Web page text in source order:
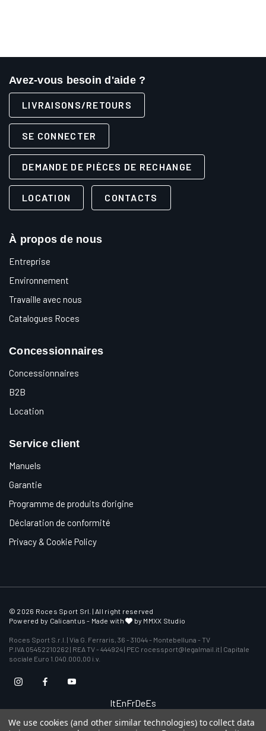
Avez-vous besoin d'aide ?
LIVRAISONS/RETOURS
SE CONNECTER
DEMANDE DE PIÈCES DE RECHANGE
LOCATION CONTACTS
À propos de nous
Entreprise
Environnement
Travaille avec nous
Catalogues Roces
Concessionnaires
Concessionnaires
B2B
Location
Service client
Manuels
Garantie
Programme de produits d'origine
Déclaration de conformité
Privacy & Cookie Policy
© 2026 Roces Sport Srl. | All right reserved
Powered by Calicantus - Made with by MMXX Studio
Roces Sport S.r.l. | Via G. Ferraris, 36 - 31044 - Montebelluna - TV
P.IVA 05452210262 | REA TV - 444924 | PEC rocessport@legalmail.it | Capitale
sociale Euro 1.040.000,00 i.v.
ItEnFrDeEs
We use cookies (and other similar technologies) to collect data